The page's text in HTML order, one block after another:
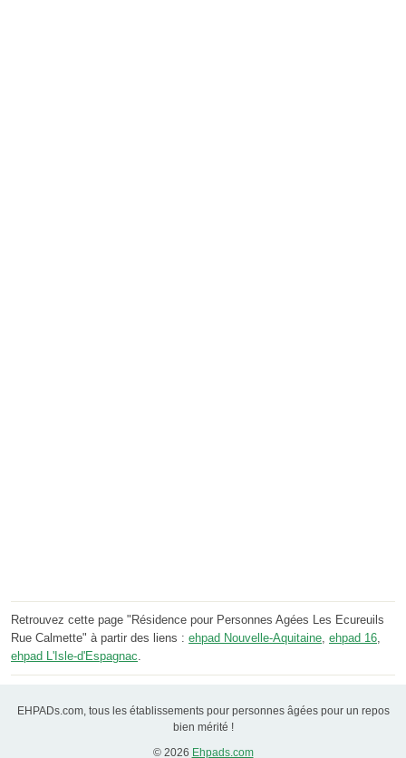
Retrouvez cette page "Résidence pour Personnes Agées Les Ecureuils
Rue Calmette" à partir des liens : ehpad Nouvelle-Aquitaine ehpad 16
ehpad L'Isle-d'Espagnac
EHPADs.com, tous les établissements pour personnes âgées pour un repos
bien mérité !
© 2026 Ehpads.com